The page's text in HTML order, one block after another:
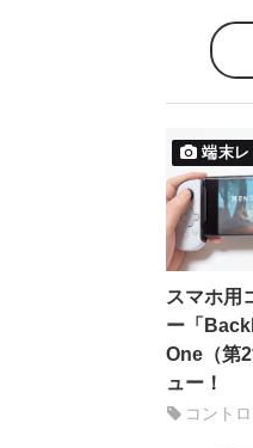
端末
スマホ用
ー「
One（第
ュー！
コント